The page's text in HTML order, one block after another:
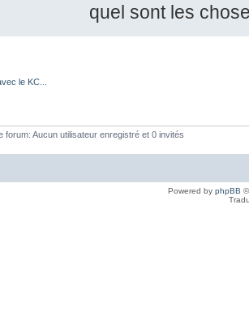
quel sont les
le KC...
forum: Aucun utilisateur enregistré et 0 invités
Powered by phpBB